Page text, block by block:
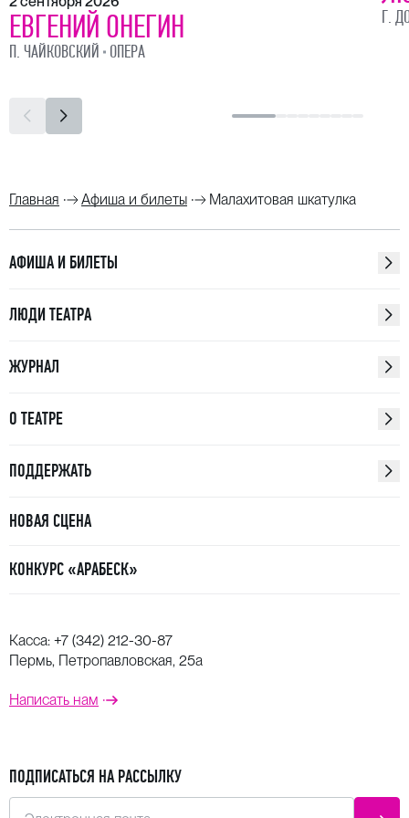
ЕВГЕНИЙ ОНЕГИН
П. ЧАЙКОВСКИЙ ОПЕРА
Г.
Главная Афиша и билеты Малахитовая шкатулка
АФИША И БИЛЕТЫ
ЛЮДИ ТЕАТРА
ЖУРНАЛ
О ТЕАТРЕ
ПОДДЕРЖАТЬ
НОВАЯ СЦЕНА
КОНКУРС «АРАБЕСК»
Касса: +7 (342) 212-30-87
Пермь, Петропавловская, 25а
Написать нам
ПОДПИСАТЬСЯ НА РАССЫЛКУ